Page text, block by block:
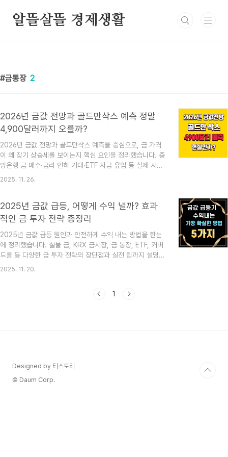
알뜰살뜰 경제생활
금통장 2
2026년 금값 전망과 골드만삭스 예측 정말
4,900달러까지 오를까?
2026년 금값 전망과 골드만삭스 예측을 중심으로, 금 가격
이 왜 장기 상승세를 보이는지 핵심 요인을 정리했습니다. 중
앙은행 금 매수·금리 인하 기대·ETF 자금 유입 등 실제 시장
흐름을 기반으로 금 투자 전략까지 안내합니다. 최근 여러 금
것은 골드만삭스가 2026년 말 금값이 온스당 4,900달러에
도달할 것으로 상향 전망했다는 부분입니다. 단순한 추측이
로벌 지정학 리스크 등 실질적인 시장 요인을 바탕으로 한 전
망이라는 점에서 투자자들의 관심이 쏠리고 있습니다.저 역
시 금 투자에 관심을 가진 입장에서 “이번 상승세가 단기적
일까..
2025. 11. 26.
2025년 금값 급등, 어떻게 수익 낼까? 효과
적인 금 투자 전략 총정리
2025년 금값 급등 원인과 안전하게 수익 내는 방법을 한눈
에 정리했습니다. 실물 금, KRX 금시장, 금 통장, ETF, 커버
드콜 등 다양한 금 투자 전략의 장단점과 실전 팁까지 설명합
니다. 금값 급등 배경과 투자 방향 2025년 들어 금값이 연
스크, 미국의 금리 인하 기조 등이 복합적으로 작용하고 있습
2025. 11. 20.
1
Designed by 티스토리
© Daum Corp.